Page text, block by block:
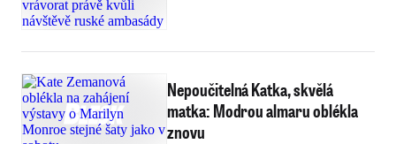
Nepoučitelná Katka, skvělá
matka: Modrou almaru oblékla
znovu